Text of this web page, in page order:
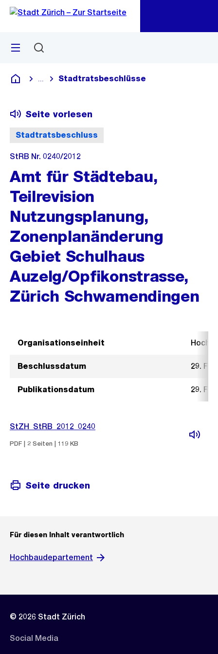
Navigation
Sprunglink
Menü
Deutsch
Blende alle Breadcrumbs ein
Stadtratsbeschlüsse
Stadtratsbeschluss
Seite vorlesen
StRB Nr. 0240/2012
Amt für Städtebau,
Teilrevision
Nutzungsplanung,
Zonenplanänderung
Gebiet Schulhaus
Auzelg/Opfikonstrasse,
Zürich Schwamendingen
Organisationseinheit
Beschlussdatum 29.
Publikationsdatum 29.
StZH_StRB_2012_0240
PDF | 2 Seiten | 119 KB
Seite drucken
Für diesen Inhalt verantwortlich
Hochbaudepartement
© 2026 Stadt Zürich
Social Media